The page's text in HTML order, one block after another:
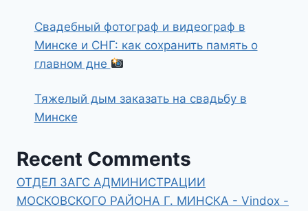
Свадебный фотограф и видеограф в
Минске и СНГ: как сохранить память о
главном дне
Тяжелый дым заказать на свадьбу в
Минске
Recent Comments
ОТДЕЛ ЗАГС АДМИНИСТРАЦИИ
МОСКОВСКОГО РАЙОНА Г. МИНСКА - Vindox -